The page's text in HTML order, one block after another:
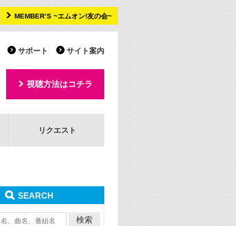
MEMBER’S ~エムオン!友の会~
サイト案内
サポート
視聴方法はコチラ
リクエスト
SEARCH